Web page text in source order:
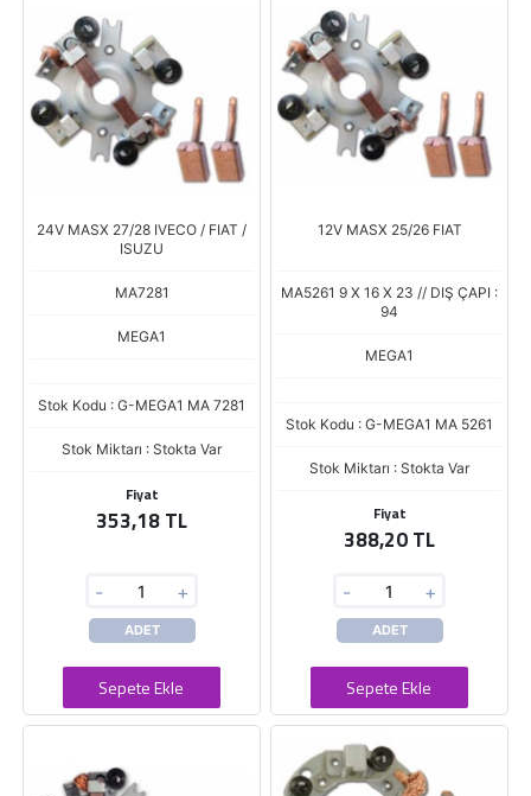
24V MASX 27/28 IVECO / FIAT /
ISUZU
MA7281
MEGA1
Stok Kodu : G-MEGA1 MA 7281
Stok Miktarı : Stokta Var
Fiyat
353,18 TL
- +
ADET
Sepete Ekle
12V MASX 25/26 FIAT
MA5261 9 X 16 X 23 // DIŞ ÇAPI :
94
MEGA1
Stok Kodu : G-MEGA1 MA 5261
Stok Miktarı : Stokta Var
Fiyat
388,20 TL
- +
ADET
Sepete Ekle